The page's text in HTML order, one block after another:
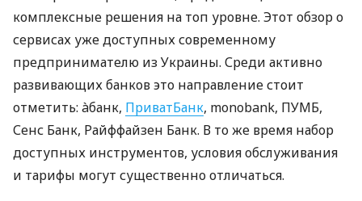
комплексные решения на топ уровне. Этот обзор о
сервисах уже доступных современному
предпринимателю из Украины. Среди активно
развивающих банков это направление стоит
отметить: àбанк, ПриватБанк, monobank, ПУМБ,
Сенс Банк, Райффайзен Банк. В то же время набор
доступных инструментов, условия обслуживания
и тарифы могут существенно отличаться.